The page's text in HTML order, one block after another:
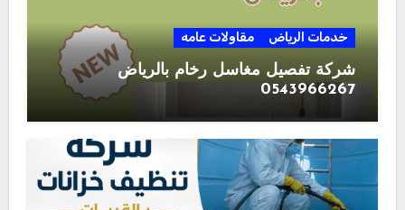
خدمات الرياض مقاولات عامه
شركة تفصيل مغاسل رخام بالرياض
0543966267